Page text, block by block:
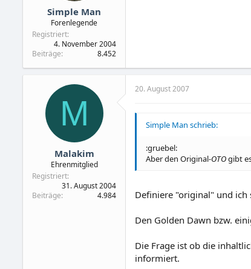
Simple Man
Forenlegende
Registriert
4. November 2004
Beiträge
8.452
M
Malakim
Ehrenmitglied
Registriert
31. August 2004
Beiträge
4.984
20. August 2007
Simple Man schrieb:
:gruebel:
Aber den Original-OTOgibt
Definiere "original" und
Den Golden Dawn bzw.
Die Frage ist ob die
informiert.